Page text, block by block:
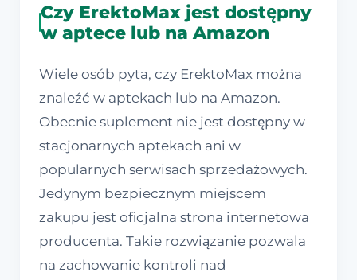
Czy ErektoMax jest dostępny
w aptece lub na Amazon
Wiele osób pyta, czy ErektoMax można
znaleźć w aptekach lub na Amazon.
Obecnie suplement nie jest dostępny w
stacjonarnych aptekach ani w
popularnych serwisach sprzedażowych.
Jedynym bezpiecznym miejscem
zakupu jest oficjalna strona internetowa
producenta. Takie rozwiązanie pozwala
na zachowanie kontroli nad